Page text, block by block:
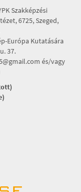
Szakképzési
6725, Szeged,
Európa Kutatására
37.
és/vagy